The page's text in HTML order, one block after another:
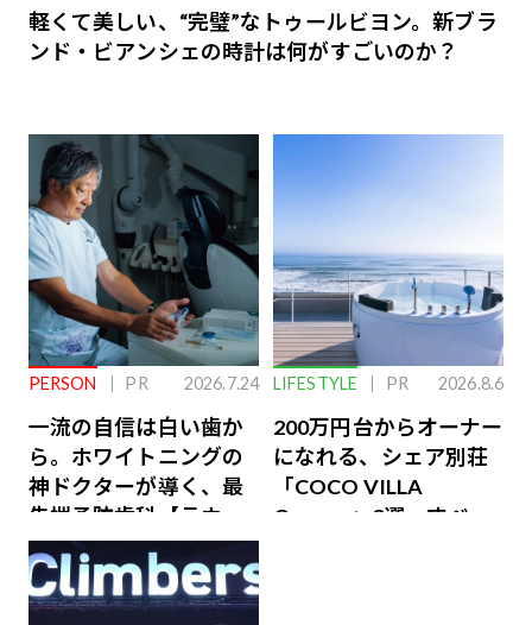
軽くて美しい、“完璧”なトゥールビヨン。新ブラ
ンド・ビアンシェの時計は何がすごいのか？
PERSON PR 2026.7.24
一流の自信は白い歯か
ら。ホワイトニングの
神ドクターが導く、最
先端予防歯科【ラウン
ジ会員特典あり】
LIFESTYLE PR 2026.8.6
200万円台からオーナー
になれる、シェア別荘
「COCO VILLA
Owners」3選。すべて